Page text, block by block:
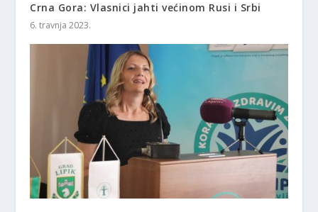
Crna Gora: Vlasnici jahti većinom Rusi i Srbi
6. travnja 2023.